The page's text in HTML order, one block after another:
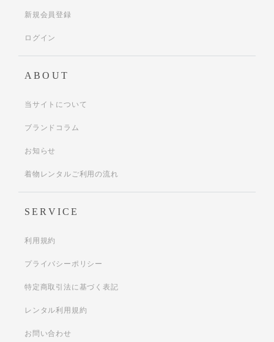
新規会員登録
ログイン
ABOUT
当サイトについて
ブランドコラム
お知らせ
着物レンタルご利用の流れ
SERVICE
利用規約
プライバシーポリシー
特定商取引法に基づく表記
レンタル利用規約
お問い合わせ